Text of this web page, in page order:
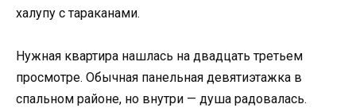
халупу с тараканами.
Нужная квартира нашлась на двадцать третьем
просмотре. Обычная панельная девятиэтажка в
спальном районе, но внутри — душа радовалась.